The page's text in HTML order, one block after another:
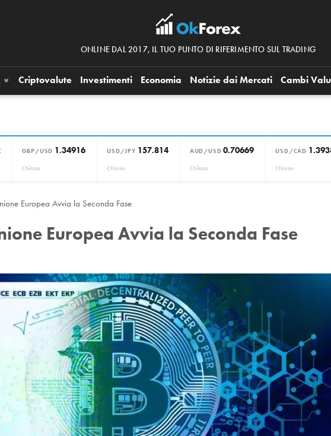
ONLINE DAL 2017, IL TUO PUNTO DI RIFERIMENTO SUL TRADING
Criptovalute Investimenti Economia Notizie dai Mercati Cambi
GBP/USD 1.34916
Chiuso
USD/JPY 157.814
Chiuso
AUD/USD 0.70669
Chiuso
USD/CAD
Chiuso
Europea Avvia la Seconda Fase
Europea Avvia la Seconda Fase